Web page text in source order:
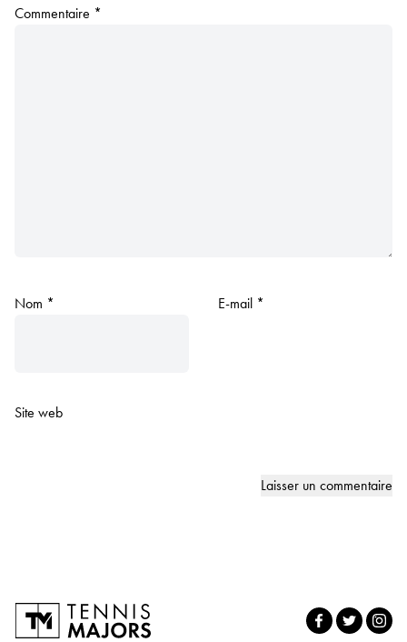
Commentaire *
Nom * E-mail *
Site web